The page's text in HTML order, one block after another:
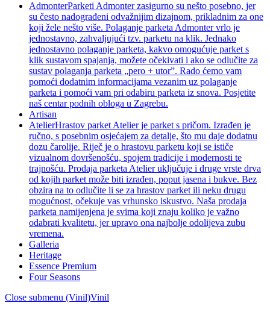
AdmonterParketi Admonter zasigurno su nešto posebno, jer
su često nadograđeni odvažnijim dizajnom, prikladnim za one
koji žele nešto više. Polaganje parketa Admonter vrlo je
jednostavno, zahvaljujući tzv. parketu na klik. Jednako
jednostavno polaganje parketa, kakvo omogućuje parket s
klik sustavom spajanja, možete očekivati i ako se odlučite za
sustav polaganja parketa „pero + utor”. Rado ćemo vam
pomoći dodatnim informacijama vezanim uz polaganje
parketa i pomoći vam pri odabiru parketa iz snova. Posjetite
naš centar podnih obloga u Zagrebu.
Artisan
AtelierHrastov parket Atelier je parket s pričom. Izrađen je
ručno, s posebnim osjećajem za detalje, što mu daje dodatnu
dozu čarolije. Riječ je o hrastovu parketu koji se ističe
vizualnom dovršenošću, spojem tradicije i modernosti te
trajnošću. Prodaja parketa Atelier uključuje i druge vrste drva
od kojih parket može biti izrađen, poput jasena i bukve. Bez
obzira na to odlučite li se za hrastov parket ili neku drugu
mogućnost, očekuje vas vrhunsko iskustvo. Naša prodaja
parketa namijenjena je svima koji znaju koliko je važno
odabrati kvalitetu, jer upravo ona najbolje odolijeva zubu
vremena.
Galleria
Heritage
Essence Premium
Four Seasons
Close submenu (Vinil)Vinil